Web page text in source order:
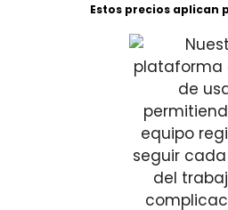
Estos precios aplican